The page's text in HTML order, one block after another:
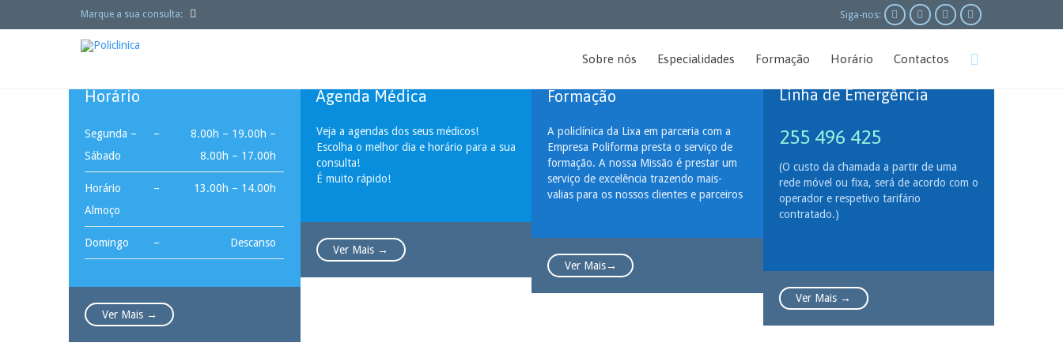
Marque a sua consulta:  Siga-nos:    
to
Sobre nós Especialidades Formação Horário Contactos 
Horário
Segunda –
Sábado
–
8.00h – 19.00h –
8.00h – 17.00h
Horário
Almoço
– 13.00h – 14.00h
Domingo – Descanso
Ver Mais →
Agenda Médica
Veja a agendas dos seus médicos!
Escolha o melhor dia e horário para a sua
consulta!
É muito rápido!
Ver Mais →
Formação
A policlínica da Lixa em parceria com a
Empresa Poliforma presta o serviço de
formação. A nossa Missão é prestar um
serviço de excelência trazendo mais-
valias para os nossos clientes e parceiros
Ver Mais→

Linha de Emergência
255 496 425
(O custo da chamada a partir de uma
rede móvel ou fixa, será de acordo com o
operador e respetivo tarifário
contratado.)
Ver Mais →